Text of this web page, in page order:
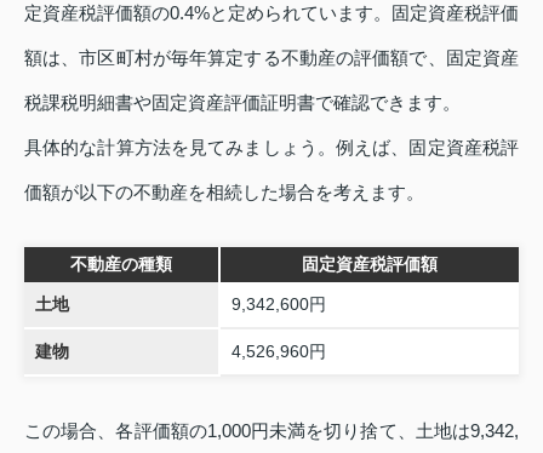
定資産税評価額の0.4%と定められています。固定資産税評価
額は、市区町村が毎年算定する不動産の評価額で、固定資産
税課税明細書や固定資産評価証明書で確認できます。
具体的な計算方法を見てみましょう。例えば、固定資産税評
価額が以下の不動産を相続した場合を考えます。
不動産の種類 固定資産税評価額
土地 9,342,600円
建物 4,526,960円
この場合、各評価額の1,000円未満を切り捨て、土地は9,342,